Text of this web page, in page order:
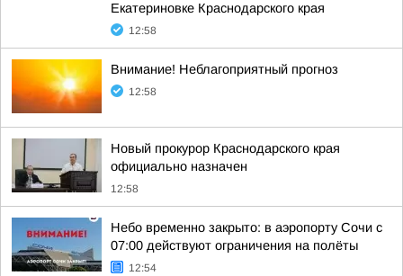
Екатериновке Краснодарского края
12:58
Внимание! Неблагоприятный прогноз
12:58
Новый прокурор Краснодарского края
официально назначен
12:58
Небо временно закрыто: в аэропорту Сочи с
07:00 действуют ограничения на полёты
12:54